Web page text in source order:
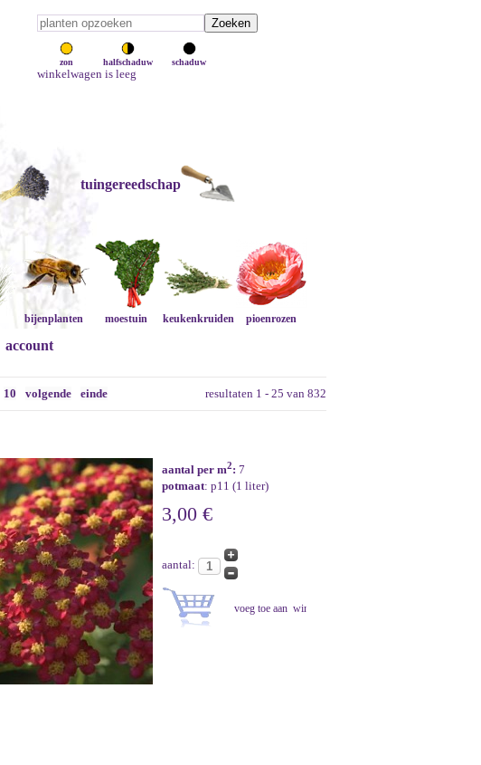
zon halfschaduw schaduw
winkelwagen is leeg
tuingereedschap
bijenplanten moestuin keukenkruiden pioenrozen
account
resultaten 1 - 25 van 832
10 volgende einde
aantal per m2: 7
potmaat: p11 (1 liter)
3,00 €
aantal: